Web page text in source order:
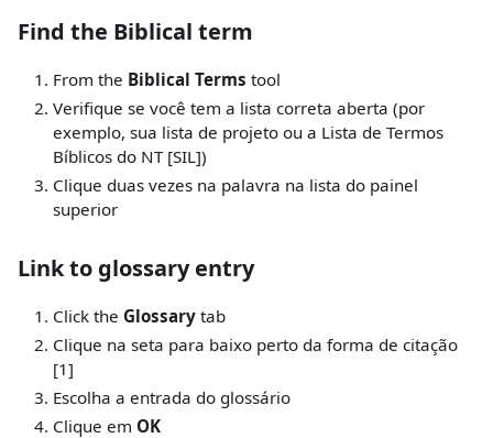
Find the Biblical term
From the Biblical Terms tool
Verifique se você tem a lista correta aberta (por
exemplo, sua lista de projeto ou a Lista de Termos
Bíblicos do NT [SIL])
Clique duas vezes na palavra na lista do painel
superior
Link to glossary entry
Click the Glossary tab
Clique na seta para baixo perto da forma de citação
[1]
Escolha a entrada do glossário
Clique em OK